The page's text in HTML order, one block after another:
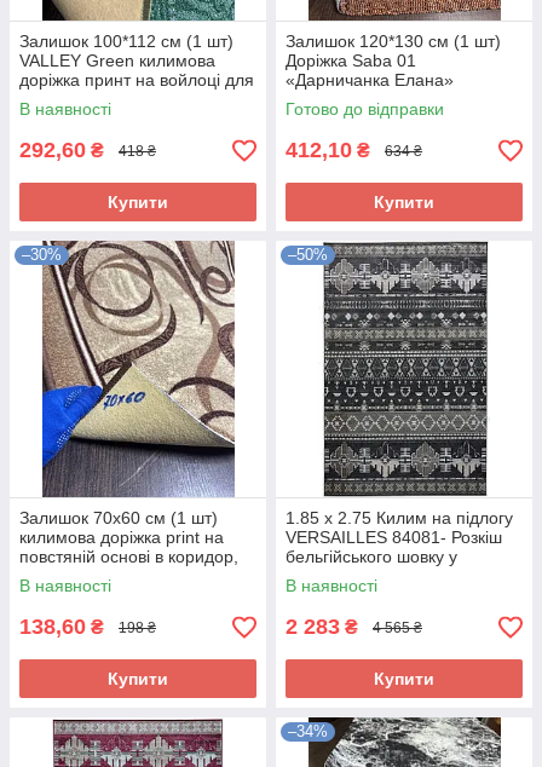
Залишок 100*112 см (1 шт)
VALLEY Green килимова
доріжка принт на войлоці для
коридору
В наявності
292,60 ₴ 418 ₴
Купити
Залишок 120*130 см (1 шт)
Доріжка Saba 01
«Дарничанка Елана»
коричнева з полосками, на
підлогу в коридор та кухню.
Готово до відправки
412,10 ₴ 634 ₴
Купити
–30%
Залишок 70х60 см (1 шт)
килимова доріжка print на
повстяній основі в коридор,
кухню.
В наявності
138,60 ₴ 198 ₴
Купити
–50%
1.85 x 2.75 Килим на підлогу
VERSAILLES 84081- Розкіш
бельгійського шовку у
вашому інтер'єрі
В наявності
2 283 ₴ 4 565 ₴
Купити
–34%